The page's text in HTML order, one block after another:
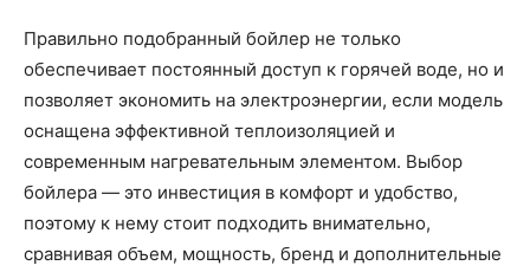
Правильно подобранный бойлер не только
обеспечивает постоянный доступ к горячей воде, но и
позволяет экономить на электроэнергии, если модель
оснащена эффективной теплоизоляцией и
современным нагревательным элементом. Выбор
бойлера — это инвестиция в комфорт и удобство,
поэтому к нему стоит подходить внимательно,
сравнивая объем, мощность, бренд и дополнительные